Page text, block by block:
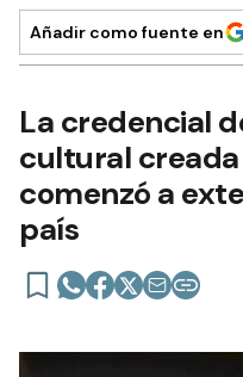
Añadir como fuente en
La credencial
cultural creada
comenzó a
país